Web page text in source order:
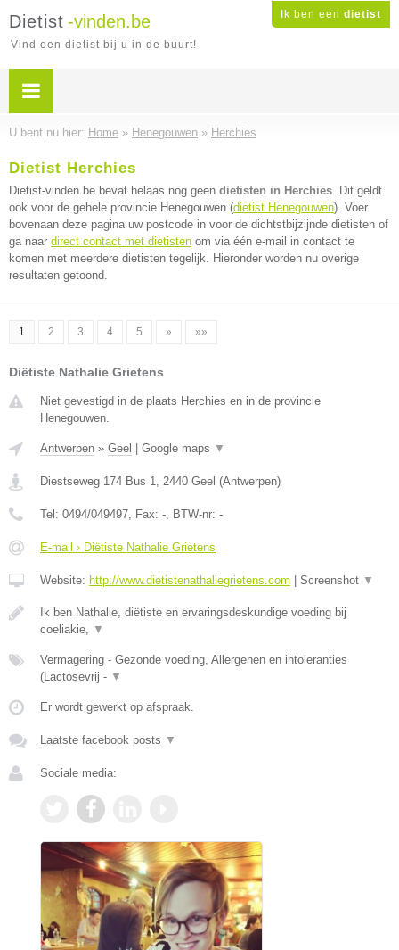
Ik ben een dietist
Dietist -vinden.be
Vind een dietist bij u in de buurt!
U bent nu hier: Home » Henegouwen » Herchies
Dietist Herchies
Dietist-vinden.be bevat helaas nog geen dietisten in Herchies. Dit geldt
ook voor de gehele provincie Henegouwen (dietist Henegouwen). Voer
bovenaan deze pagina uw postcode in voor de dichtstbijzijnde dietisten of
ga naar direct contact met dietisten om via één e-mail in contact te
komen met meerdere dietisten tegelijk. Hieronder worden nu overige
resultaten getoond.
1 2 3 4 5 » »»
Diëtiste Nathalie Grietens
Niet gevestigd in de plaats Herchies en in de provincie
Henegouwen.
Antwerpen » Geel Google maps ▼
Diestseweg 174 Bus 1, 2440 Geel (Antwerpen)
Tel: 0494/049497, Fax: -, BTW-nr: -
E-mail › Diëtiste Nathalie Grietens
Website: http://www.dietistenathaliegrietens.com Screenshot ▼
Ik ben Nathalie, diëtiste en ervaringsdeskundige voeding bij
coeliakie, ▼
Vermagering - Gezonde voeding, Allergenen en intoleranties
(Lactosevrij - ▼
Er wordt gewerkt op afspraak.
Laatste facebook posts ▼
Sociale media: